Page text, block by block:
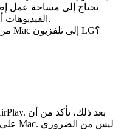
تحتاج إلى مساحة عمل
الفيديوهات أو الموسيقى مع الآخرين بالقرب منك.
كيف يمكنني استخدام AirPlay من جهاز Mac إلى تلفزيون LG؟